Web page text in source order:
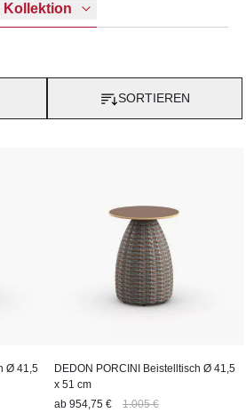
Kollektion
SORTIEREN
Ø 41,5
DEDON PORCINI Beistelltisch Ø 41,5
x 51 cm
ab 954,75 € 1.005 €